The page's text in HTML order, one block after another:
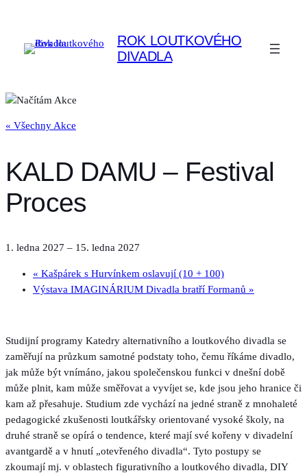
ROK LOUTKOVÉHO
DIVADLA
« Všechny Akce
KALD DAMU – Festival
Proces
1. ledna 2027 – 15. ledna 2027
« Kašpárek s Hurvínkem oslavují (10 + 100)
Výstava IMAGINÁRIUM Divadla bratří Formanů »
Studijní programy Katedry alternativního a loutkového divadla se
zaměřují na průzkum samotné podstaty toho, čemu říkáme divadlo,
jak může být vnímáno, jakou společenskou funkci v dnešní době
může plnit, kam může směřovat a vyvíjet se, kde jsou jeho hranice či
kam až přesahuje. Studium zde vychází na jedné straně z mnohaleté
pedagogické zkušenosti loutkářsky orientované vysoké školy, na
druhé straně se opírá o tendence, které mají své kořeny v divadelní
avantgardě a v hnutí „otevřeného divadla“. Tyto postupy se
zkoumají mj. v oblastech figurativního a loutkového divadla, DIY